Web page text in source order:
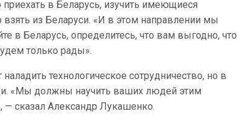
в Беларусь, изучить имеющиеся
из Беларуси. «И в этом направлении мы
в Беларусь, определитесь, что вам выгодно, что
только рады».
технологическое сотрудничество, но в
«Мы должны научить ваших людей этим
— сказал Александр Лукашенко.